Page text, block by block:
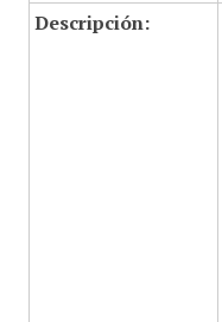
Descripción: